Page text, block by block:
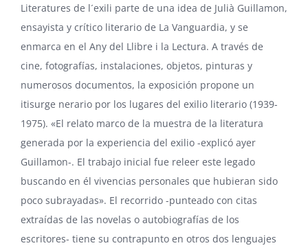
Literatures de l´exili parte de una idea de Julià Guillamon,
ensayista y crítico literario de La Vanguardia, y se
enmarca en el Any del Llibre i la Lectura. A través de
cine, fotografías, instalaciones, objetos, pinturas y
numerosos documentos, la exposición propone un
itisurge nerario por los lugares del exilio literario (1939-
1975). «El relato marco de la muestra de la literatura
generada por la experiencia del exilio -explicó ayer
Guillamon-. El trabajo inicial fue releer este legado
buscando en él vivencias personales que hubieran sido
poco subrayadas». El recorrido -punteado con citas
extraídas de las novelas o autobiografías de los
escritores- tiene su contrapunto en otros dos lenguajes